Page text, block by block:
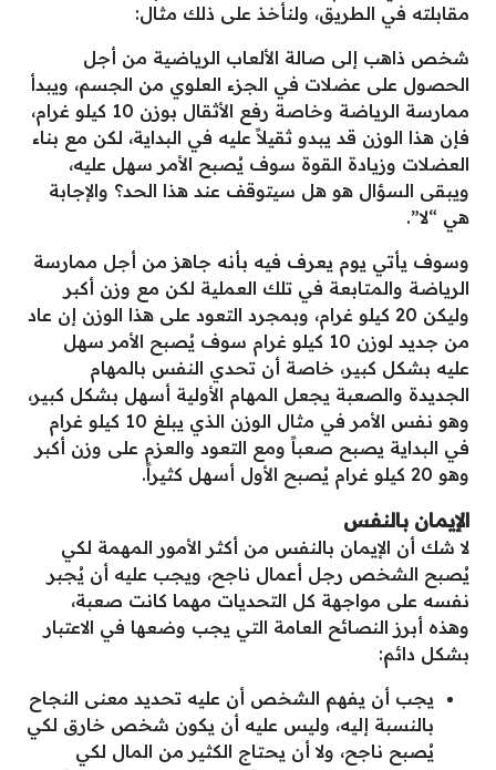
مقابلته في الطريق، ولنأخذ على ذلك مثال:
شخص ذاهب إلى صالة الألعاب الرياضية من أجل
الحصول على عضلات في الجزء العلوي من الجسم، ويبدأ
ممارسة الرياضة وخاصة رفع الأثقال بوزن 10 كيلو غرام،
فإن هذا الوزن قد يبدو ثقيلاً عليه في البداية، لكن مع بناء
العضلات وزيادة القوة سوف يُصبح الأمر سهل عليه،
ويبقى السؤال هو هل سيتوقف عند هذا الحد؟ والإجابة
هي “لا”.
وسوف يأتي يوم يعرف فيه بأنه جاهز من أجل ممارسة
الرياضة والمتابعة في تلك العملية لكن مع وزن أكبر
وليكن 20 كيلو غرام، وبمجرد التعود على هذا الوزن إن عاد
من جديد لوزن 10 كيلو غرام سوف يُصبح الأمر سهل
عليه بشكل كبير، خاصة أن تحدي النفس بالمهام
الجديدة والصعبة يجعل المهام الأولية أسهل بشكل كبير،
وهو نفس الأمر في مثال الوزن الذي يبلغ 10 كيلو غرام
في البداية يصبح صعباً ومع التعود والعزم على وزن أكبر
وهو 20 كيلو غرام يُصبح الأول أسهل كثيراً.
الإيمان بالنفس
لا شك أن الإيمان بالنفس من أكثر الأمور المهمة لكي
يُصبح الشخص رجل أعمال ناجح، ويجب عليه أن يُجبر
نفسه على مواجهة كل التحديات مهما كانت صعبة،
وهذه أبرز النصائح العامة التي يجب وضعها في الاعتبار
بشكل دائم:
يجب أن يفهم الشخص أن عليه تحديد معنى النجاح
بالنسبة إليه، وليس عليه أن يكون شخص خارق لكي
يُصبح ناجح، ولا أن يحتاج الكثير من المال لكي